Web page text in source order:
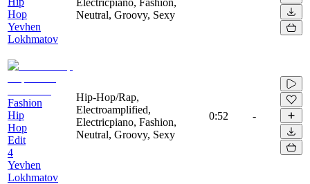
Hop
Yevhen
Lokhmatov
Neutral, Groovy, Sexy
Fashion
Hip
Hop
Edit
4
Yevhen
Lokhmatov
Hip-Hop/Rap,
Electroamplified,
Electricpiano, Fashion,
Neutral, Groovy, Sexy
0:52 -